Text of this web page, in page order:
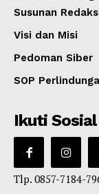
Susunan
Visi dan Misi
Pedoman Siber
SOP
Ikuti
Tlp. 0857-7184-